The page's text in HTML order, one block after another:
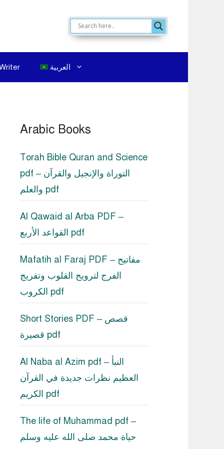
العربية
Arabic Books
Torah Bible Quran and Science
pdf – التوراة والإنجيل والقرآن
والعلم pdf
Al Qawaid al Arba PDF –
القواعد الأربع pdf
Mafatih al Faraj PDF – مفاتيح
الفرج لترويح القلوب وتفريج
الكروب pdf
Short Stories PDF – قصص
قصيرة pdf
Al Naba al Azim pdf – النبأ
العظيم نظرات جديدة في القرآن
الكريم pdf
The life of Muhammad pdf –
حياة محمد صلى الله عليه وسلم